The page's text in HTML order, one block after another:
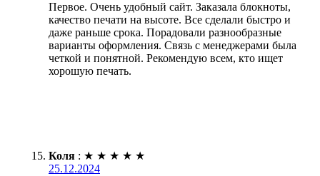
Первое. Очень удобный сайт. Заказала блокноты,
качество печати на высоте. Все сделали быстро и
даже раньше срока. Порадовали разнообразные
варианты оформления. Связь с менеджерами была
четкой и понятной. Рекомендую всем, кто ищет
хорошую печать.
Коля : ★ ★ ★ ★ ★
25.12.2024